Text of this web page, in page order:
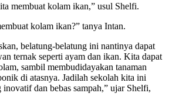
membuat kolam ikan,” usul Shelfi.
kolam ikan?” tanya Intan.
belatung-belatung ini nantinya dapat
ternak seperti ayam dan ikan. Kita dapat
sambil membudidayakan tanaman
di atasnya. Jadilah sekolah kita ini
dan bebas sampah,” ujar Shelfi,